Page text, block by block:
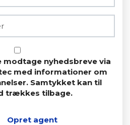
modtage nyhedsbreve via
med informationer om
Samtykket kan til
trækkes tilbage.
Opret agent